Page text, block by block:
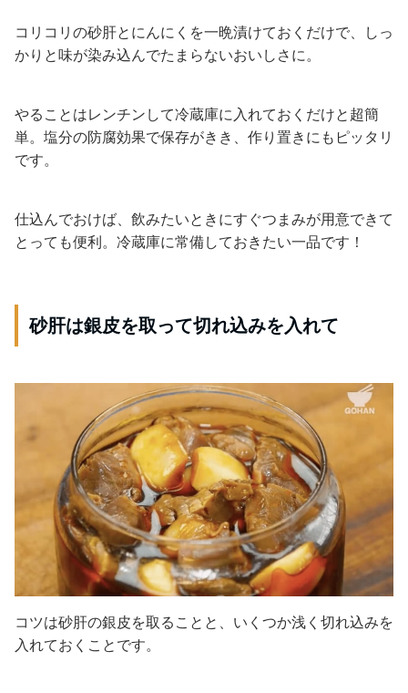
コリコリの砂肝とにんにくを一晩漬けておくだけで、しっ
かりと味が染み込んでたまらないおいしさに。
やることはレンチンして冷蔵庫に入れておくだけと超簡
単。塩分の防腐効果で保存がきき、作り置きにもピッタリ
です。
仕込んでおけば、飲みたいときにすぐつまみが用意できて
とっても便利。冷蔵庫に常備しておきたい一品です！
砂肝は銀皮を取って切れ込みを入れて
コツは砂肝の銀皮を取ることと、いくつか浅く切れ込みを
入れておくことです。